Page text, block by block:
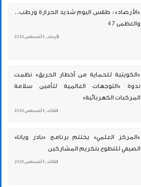
«الأرصاد»: طقس اليوم شديد الحرارة ورطب..
والعظمى 47
الأربعاء , 5 أغسطس 2026
«الكويتية للحماية من أخطار الحريق» نظمت
ندوة «التوجهات العالمية لتأمين سلامة
المركبات الكهربائية»
الثلاثاء , 4 أغسطس 2026
«المركز العلمي» يختتم برنامج «بادر ويانا»
الصيفي للتطوع بتكريم المشاركين
الثلاثاء , 4 أغسطس 2026